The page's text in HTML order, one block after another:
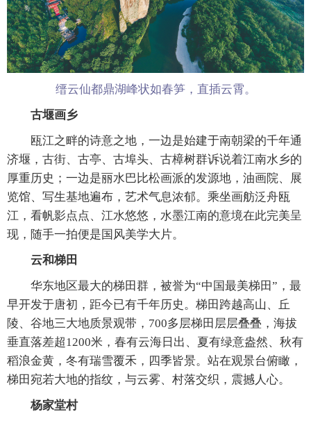
缙云仙都鼎湖峰状如春笋，直插云霄。
古堰画乡
瓯江之畔的诗意之地，一边是始建于南朝梁的千年通
济堰，古街、古亭、古埠头、古樟树群诉说着江南水乡的
厚重历史；一边是丽水巴比松画派的发源地，油画院、展
览馆、写生基地遍布，艺术气息浓郁。乘坐画舫泛舟瓯
江，看帆影点点、江水悠悠，水墨江南的意境在此完美呈
现，随手一拍便是国风美学大片。
云和梯田
华东地区最大的梯田群，被誉为“中国最美梯田”，最
早开发于唐初，距今已有千年历史。梯田跨越高山、丘
陵、谷地三大地质景观带，700多层梯田层层叠叠，海拔
垂直落差超1200米，春有云海日出、夏有绿意盎然、秋有
稻浪金黄，冬有瑞雪覆禾，四季皆景。站在观景台俯瞰，
梯田宛若大地的指纹，与云雾、村落交织，震撼人心。
杨家堂村